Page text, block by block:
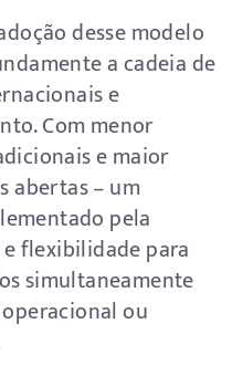
desse modelo
a cadeia de
e
Com menor
e maior
abertas – um
pela
e flexibilidade para
simultaneamente
ou